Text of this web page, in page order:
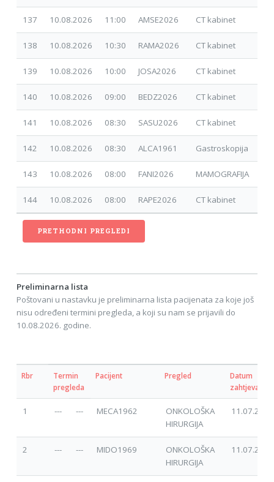
137 10.08.2026 11:00 AMSE2026 CT kabinet
138 10.08.2026 10:30 RAMA2026 CT kabinet
139 10.08.2026 10:00 JOSA2026 CT kabinet
140 10.08.2026 09:00 BEDZ2026 CT kabinet
141 10.08.2026 08:30 SASU2026 CT kabinet
142 10.08.2026 08:30 ALCA1961 Gastroskopija
143 10.08.2026 08:00 FANI2026 MAMOGRAFIJA
144 10.08.2026 08:00 RAPE2026 CT kabinet
PRETHODNI PREGLEDI
Preliminarna lista
Poštovani u nastavku je preliminarna lista pacijenata za koje još
nisu određeni termini pregleda, a koji su nam se prijavili do
10.08.2026. godine.
Rbr
Termin
pregleda
Pacijent Pregled
Datum
zahtjeva
1 --- --- MECA1962
ONKOLOŠKA
HIRURGIJA
11.07.2025
2 --- --- MIDO1969
ONKOLOŠKA
HIRURGIJA
11.07.2025